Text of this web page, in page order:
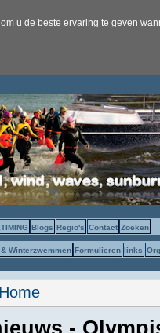
u de beste ervaring te geven
Blogs Regio's Contact Zoeken
Winterzwemmen Formulieren links
bent hier
Home
-